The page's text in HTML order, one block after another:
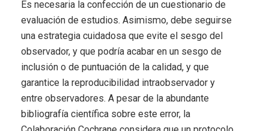
Es necesaria la confección de un cuestionario de
evaluación de estudios. Asimismo, debe seguirse
una estrategia cuidadosa que evite el sesgo del
observador, y que podría acabar en un sesgo de
inclusión o de puntuación de la calidad, y que
garantice la reproducibilidad intraobservador y
entre observadores. A pesar de la abundante
bibliografía científica sobre este error, la